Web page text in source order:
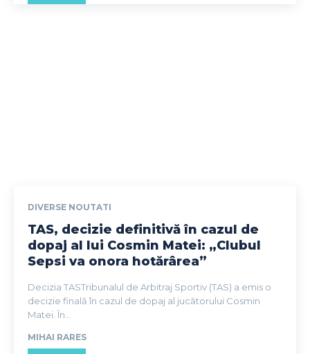
DIVERSE NOUTATI
TAS, decizie definitivă în cazul de
dopaj al lui Cosmin Matei: „Clubul
Sepsi va onora hotărârea”
Decizia TASTribunalul de Arbitraj Sportiv (TAS) a emis o
decizie finală în cazul de dopaj al jucătorului Cosmin
Matei. În...
MIHAI RARES